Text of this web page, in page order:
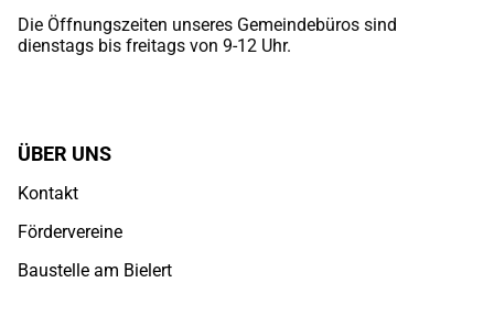
Die Öffnungszeiten unseres Gemeindebüros sind
dienstags bis freitags von 9-12 Uhr.
ÜBER UNS
Kontakt
Fördervereine
Baustelle am Bielert